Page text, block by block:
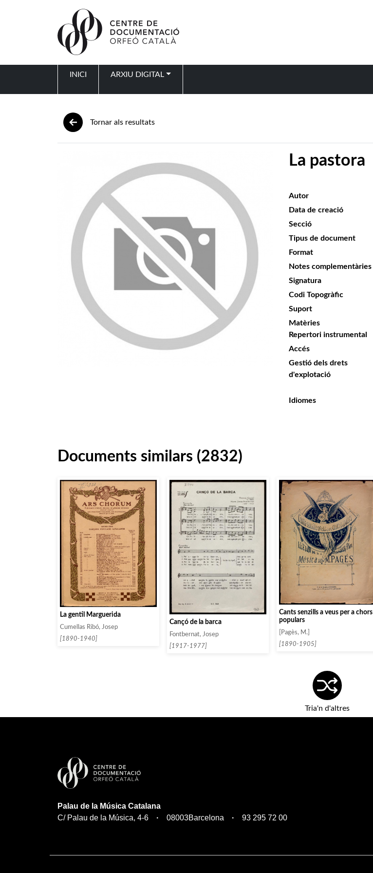
INICI ARXIU DIGITAL
Tornar als resultats
La pastora
Autor
Data de creació
Secció
Tipus de document
Format
Notes complementàries
Signatura
Codi Topogràfic
Suport
Matèries
Repertori instrumental
Accés
Gestió dels drets
d'explotació
Idiomes
Documents similars (2832)
La gentil Marguerida
Cumellas Ribó, Josep
[1890-1940]
Cançó de la barca
Fontbernat, Josep
[1917-1977]
Cants senzills a veus per a chors
populars
[Pagès, M.]
[1890-1905]
Tria'n d'altres
Palau de la Música Catalana
C/ Palau de la Música, 4-6
08003Barcelona 93 295 72 00